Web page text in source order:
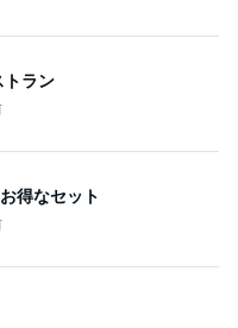
なリップ